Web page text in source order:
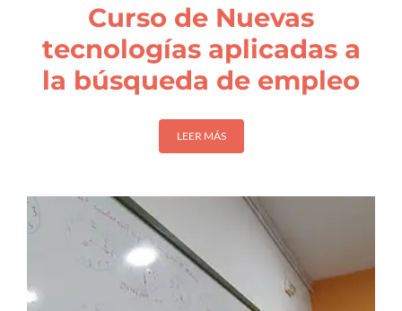
Curso de Nuevas
tecnologías aplicadas a
la búsqueda de empleo
LEER MÁS